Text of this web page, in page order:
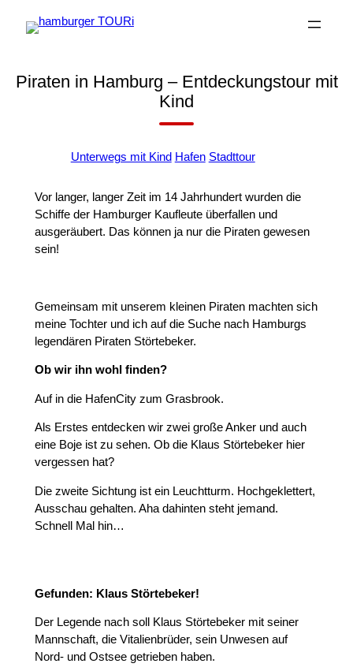
Inhalt
Piraten in Hamburg – Entdeckungstour mit
Kind
Unterwegs mit Kind Hafen Stadttour
Vor langer, langer Zeit im 14 Jahrhundert wurden die
Schiffe der Hamburger Kaufleute überfallen und
ausgeräubert. Das können ja nur die Piraten gewesen
sein!
Gemeinsam mit unserem kleinen Piraten machten sich
meine Tochter und ich auf die Suche nach Hamburgs
legendären Piraten Störtebeker.
Ob wir ihn wohl finden?
Auf in die HafenCity zum Grasbrook.
Als Erstes entdecken wir zwei große Anker und auch
eine Boje ist zu sehen. Ob die Klaus Störtebeker hier
vergessen hat?
Die zweite Sichtung ist ein Leuchtturm. Hochgeklettert,
Ausschau gehalten. Aha dahinten steht jemand.
Schnell Mal hin…
Gefunden: Klaus Störtebeker!
Der Legende nach soll Klaus Störtebeker mit seiner
Mannschaft, die Vitalienbrüder, sein Unwesen auf
Nord- und Ostsee getrieben haben.